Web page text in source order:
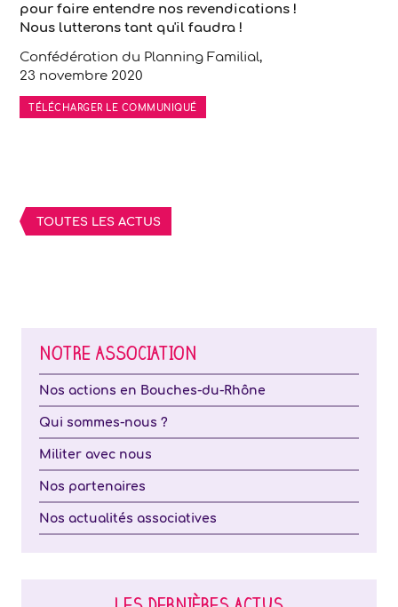
pour faire entendre nos revendications !
Nous lutterons tant qu'il faudra !
Confédération du Planning Familial,
23 novembre 2020
TÉLÉCHARGER LE COMMUNIQUÉ
TOUTES LES ACTUS
NOTRE ASSOCIATION
Nos actions en Bouches-du-Rhône
Qui sommes-nous ?
Militer avec nous
Nos partenaires
Nos actualités associatives